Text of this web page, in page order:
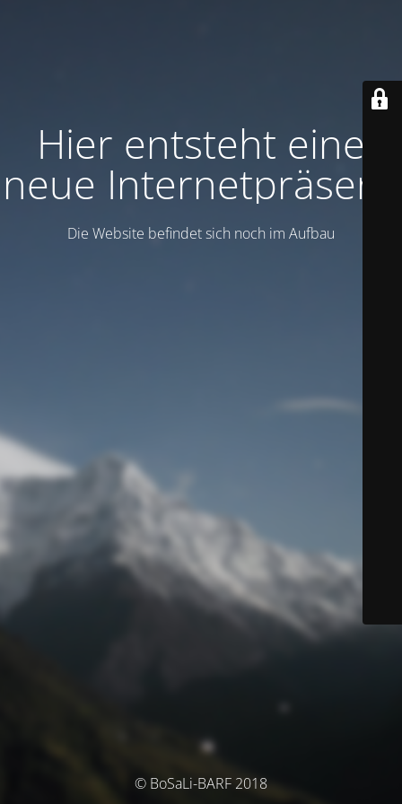
Hier entsteht eine
neue Internetpräsenz
Die Website befindet sich noch im Aufbau
© BoSaLi-BARF 2018